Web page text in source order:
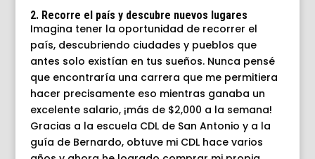
2. Recorre el país y descubre nuevos lugares
Imagina tener la oportunidad de recorrer el
país, descubriendo ciudades y pueblos que
antes solo existían en tus sueños. Nunca pensé
que encontraría una carrera que me permitiera
hacer precisamente eso mientras ganaba un
excelente salario, ¡más de $2,000 a la semana!
Gracias a la escuela CDL de San Antonio y a la
guía de Bernardo, obtuve mi CDL hace varios